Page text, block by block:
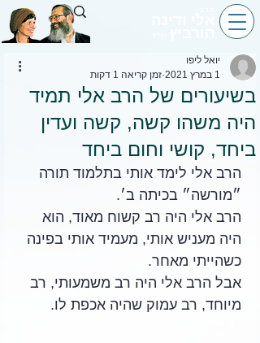
בשיעורים של הרב אלי תמיד
היה משהו קשה, קשה ועדין
ביחד, קושי וחום ביחד
יואל ליפו
1 במרץ 2021
זמן קריאה 1 דקות
הרב אלי לימד אותי בתלמוד תורה
״מורשה״ בכיתה ב׳.
הרב אלי היה רב קשוח מאוד, הוא
היה מעניש אותי, מעמיד אותי בפינה
כשהייתי מאחר.
אבל הרב אלי היה רב משמעותי, רב
מיוחד, רב עמוק שהיה אכפת לו.